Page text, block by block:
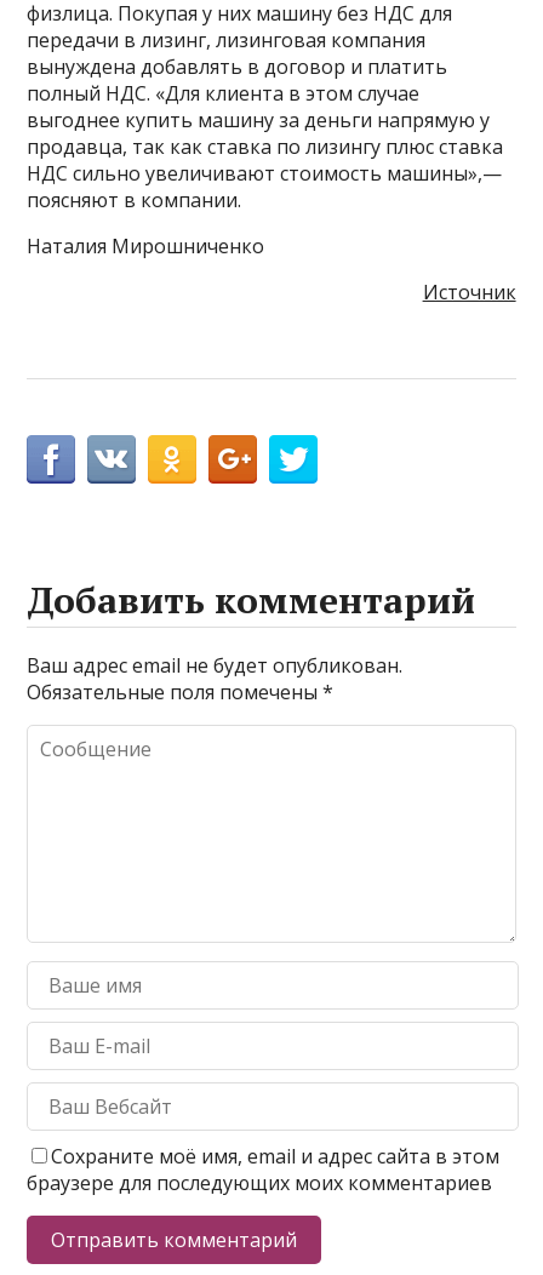
физлица. Покупая у них машину без НДС для
передачи в лизинг, лизинговая компания
вынуждена добавлять в договор и платить
полный НДС. «Для клиента в этом случае
выгоднее купить машину за деньги напрямую у
продавца, так как ставка по лизингу плюс ставка
НДС сильно увеличивают стоимость машины»,—
поясняют в компании.
Наталия Мирошниченко
Источник
Добавить комментарий
Ваш адрес email не будет опубликован.
Обязательные поля помечены*
Сохраните моё имя, email и адрес сайта в этом
браузере для последующих моих комментариев